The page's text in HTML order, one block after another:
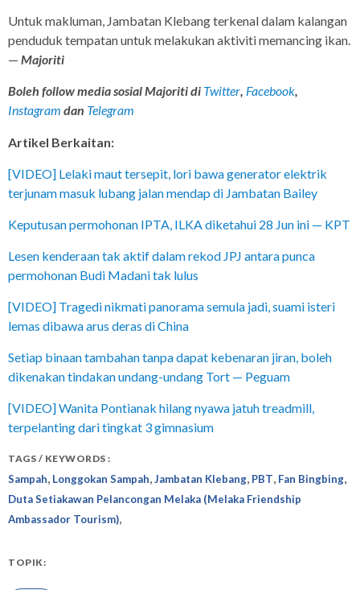
Untuk makluman, Jambatan Klebang terkenal dalam kalangan
penduduk tempatan untuk melakukan aktiviti memancing ikan.
— Majoriti
Boleh follow media sosial Majoriti di Twitter, Facebook,
Instagram dan Telegram
Artikel Berkaitan:
[VIDEO] Lelaki maut tersepit, lori bawa generator elektrik
terjunam masuk lubang jalan mendap di Jambatan Bailey
Keputusan permohonan IPTA, ILKA diketahui 28 Jun ini — KPT
Lesen kenderaan tak aktif dalam rekod JPJ antara punca
permohonan Budi Madani tak lulus
[VIDEO] Tragedi nikmati panorama semula jadi, suami isteri
lemas dibawa arus deras di China
Setiap binaan tambahan tanpa dapat kebenaran jiran, boleh
dikenakan tindakan undang-undang Tort — Peguam
[VIDEO] Wanita Pontianak hilang nyawa jatuh treadmill,
terpelanting dari tingkat 3 gimnasium
TAGS / KEYWORDS :
Sampah, Longgokan Sampah,Jambatan Klebang, PBT, Fan Bingbing,
Duta Setiakawan Pelancongan Melaka (Melaka Friendship
Ambassador Tourism),
TOPIK: